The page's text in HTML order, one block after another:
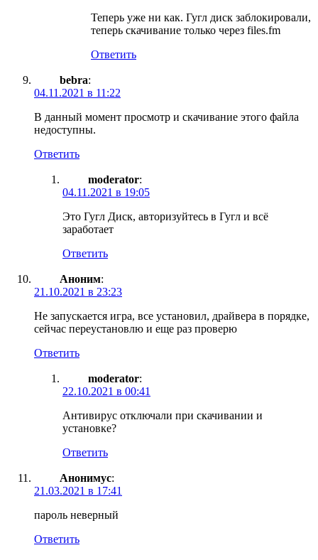
Теперь уже ни как. Гугл диск заблокировали,
теперь скачивание только через files.fm
Ответить
bebra:
04.11.2021 в 11:22
В данный момент просмотр и скачивание этого файла
недоступны.
Ответить
moderator:
04.11.2021 в 19:05
Это Гугл Диск, авторизуйтесь в Гугл и всё
заработает
Ответить
Аноним:
21.10.2021 в 23:23
Не запускается игра, все установил, драйвера в порядке,
сейчас переустановлю и еще раз проверю
Ответить
moderator:
22.10.2021 в 00:41
Антивирус отключали при скачивании и
установке?
Ответить
Анонимус:
21.03.2021 в 17:41
пароль неверный
Ответить